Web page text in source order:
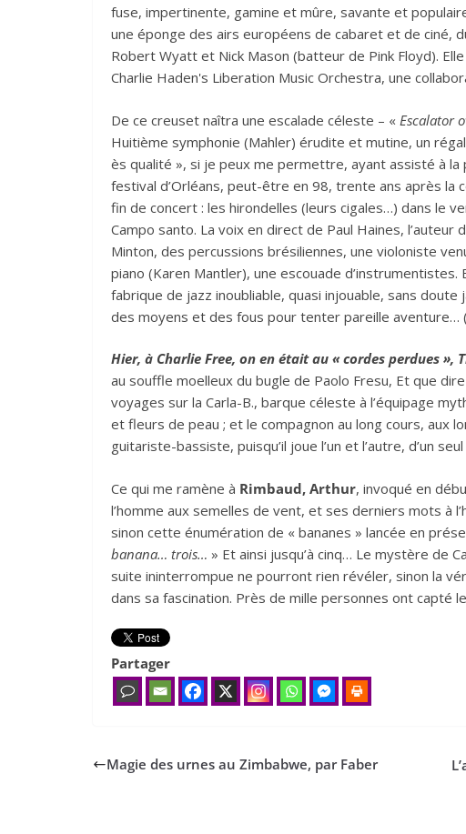
fuse, impertinente, gamine et mûre, savante et
une éponge des airs européens de cabaret et de ciné,
Robert Wyatt et Nick Mason (batteur de Pink Floyd).
Charlie Haden's Liberation Music Orchestra, une
De ce creuset naîtra une escalade céleste – « Escalator
Huitième symphonie (Mahler) érudite et mutine, un
ès qualité », si je peux me permettre, ayant assisté à la
festival d’Orléans, peut-être en 98, trente ans après la
fin de concert : les hirondelles (leurs cigales…) dans le
Campo santo. La voix en direct de Paul Haines,
Minton, des percussions brésiliennes, une violoniste
piano (Karen Mantler), une escouade
fabrique de jazz inoubliable, quasi injouable, sans
des moyens et des fous pour tenter pareille aventure…
Hier, à Charlie Free, on en était au « cordes perdues »,
au souffle moelleux du bugle de Paolo Fresu, Et que
voyages sur la Carla-B., barque céleste à l’équipage
et fleurs de peau ; et le compagnon au long cours, aux
guitariste-bassiste, puisqu’il joue l’un et l’autre, d’un
Ce qui me ramène à Rimbaud, Arthur, invoqué en
l’homme aux semelles de vent, et ses derniers mots à
sinon cette énumération de « bananes » lancée en
banana… trois… » Et ainsi jusqu’à cinq… Le mystère de
suite ininterrompue ne pourront rien révéler, sinon la
dans sa fascination. Près de mille personnes ont capté
Partager
Magie des urnes au Zimbabwe, par Faber